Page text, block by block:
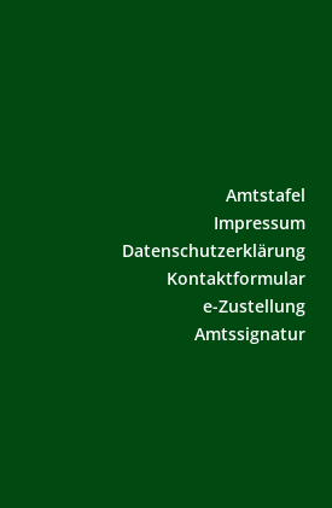
Amtstafel
Impressum
Datenschutzerklärung
Kontaktformular
e-Zustellung
Amtssignatur